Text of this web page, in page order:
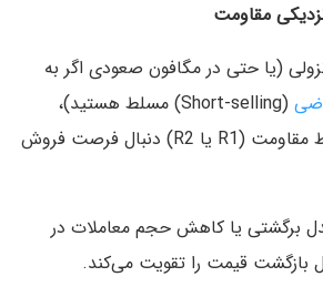
مقاومت
(یا حتی در مگافون صعودی اگر به
(Short-selling) مسلط هستید)،
می‌توانید نزدیک خطوط مقاومت (R1 یا R2) دنبال فرصت فروش
برگشتی یا کاهش حجم معاملات در
بازگشت قیمت را تقویت می‌کند.